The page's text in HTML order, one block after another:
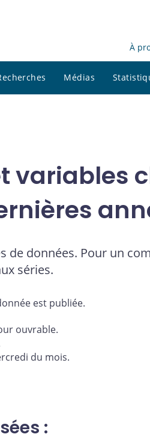
À
Médias
variables
de données. Pour un
séries.
est publiée.
ouvrable.
du mois.
: